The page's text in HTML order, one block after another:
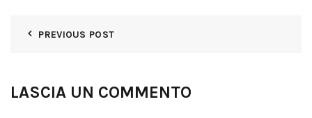
PREVIOUS POST
LASCIA UN COMMENTO